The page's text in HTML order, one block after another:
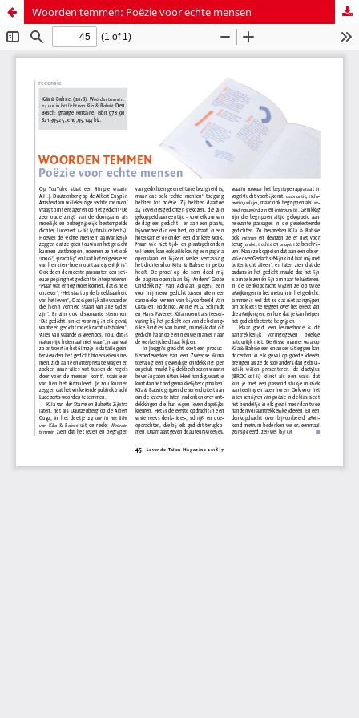
Woorden temmen: Poëzie voor echte mensen